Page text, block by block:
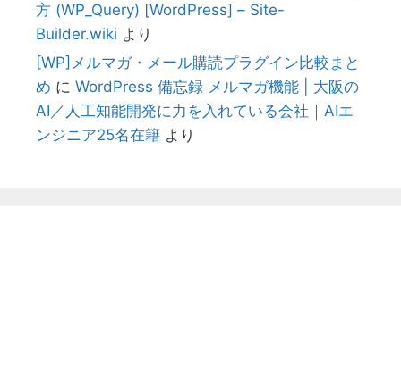
方 (WP_Query) [WordPress] – Site-
Builder.wiki より
[WP]メルマガ・メール購読プラグイン比較まと
め に WordPress 備忘録 メルマガ機能 | 大阪の
AI／人工知能開発に力を入れている会社｜AIエ
ンジニア25名在籍 より